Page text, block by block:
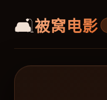
🛋️被窝电影